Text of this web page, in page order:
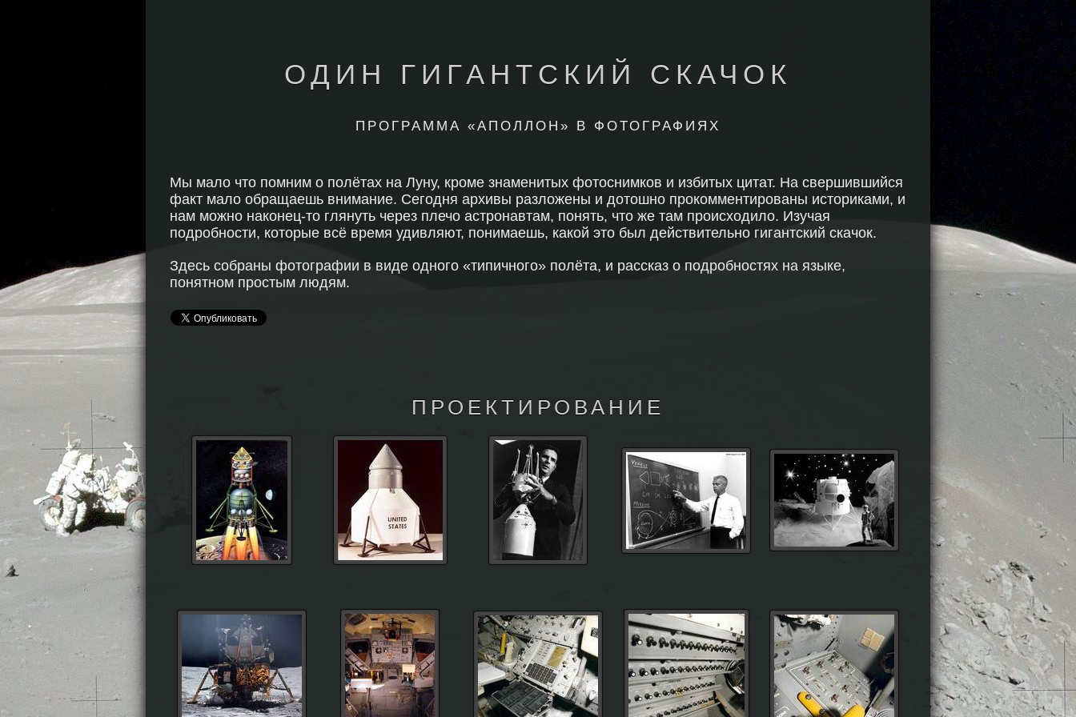
ОДИН ГИГАНТСКИЙ СКАЧОК
ПРОГРАММА «АПОЛЛОН» В ФОТОГРАФИЯХ
Мы мало что помним о полётах на Луну, кроме знаменитых фотоснимков и избитых цитат. На свершившийся
факт мало обращаешь внимание. Сегодня архивы разложены и дотошно прокомментированы историками, и
нам можно наконец-то глянуть через плечо астронавтам, понять, что же там происходило. Изучая
подробности, которые всё время удивляют, понимаешь, какой это был действительно гигантский скачок.
Здесь собраны фотографии в виде одного «типичного» полёта, и рассказ о подробностях на языке,
понятном простым людям.
ПРОЕКТИРОВАНИЕ